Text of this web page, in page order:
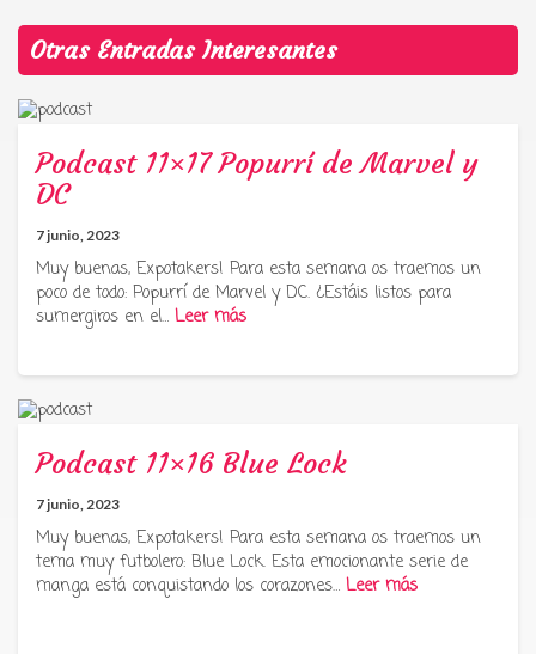
Otras Entradas Interesantes
Podcast 11×17 Popurrí de Marvel y
DC
7 junio, 2023
Muy buenas, Expotakers! Para esta semana os traemos un
poco de todo: Popurrí de Marvel y DC. ¿Estáis listos para
sumergiros en el… Leer más
Podcast 11×16 Blue Lock
7 junio, 2023
Muy buenas, Expotakers! Para esta semana os traemos un
tema muy futbolero: Blue Lock. Esta emocionante serie de
manga está conquistando los corazones… Leer más